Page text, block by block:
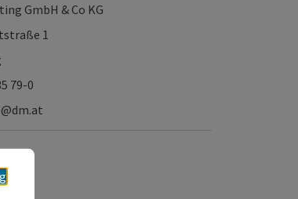
GmbH & Co KG
1
79-0